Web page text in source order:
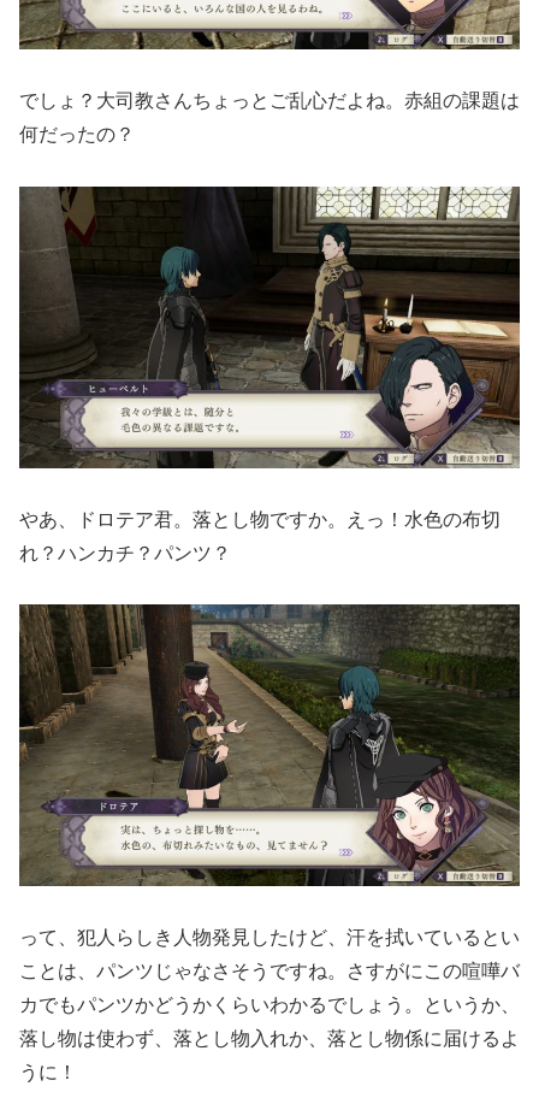
でしょ？大司教さんちょっとご乱心だよね。赤組の課題は
何だったの？
やあ、ドロテア君。落とし物ですか。えっ！水色の布切
れ？ハンカチ？パンツ？
って、犯人らしき人物発見したけど、汗を拭いているとい
ことは、パンツじゃなさそうですね。さすがにこの喧嘩バ
カでもパンツかどうかくらいわかるでしょう。というか、
落し物は使わず、落とし物入れか、落とし物係に届けるよ
うに！